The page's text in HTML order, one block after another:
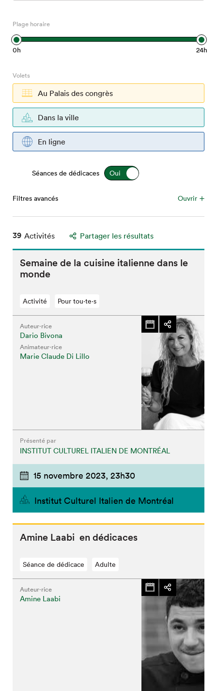
Espace médias
Plage horaire
0h 24h
Volets
Au Palais des congrès
Dans la ville
En ligne
Séances de dédicaces
Filtres avancés Ouvrir
39 Activités Partager les résultats
Semaine de la cuisine italienne dans le
monde
Activité Pour tou⋅te⋅s
Auteur·rice
Dario Bivona
Animateur⋅rice
Marie Claude Di Lillo
Présenté par
INSTITUT CULTUREL ITALIEN DE MONTRÉAL
15 novembre 2023, 23h30
Institut Culturel Italien de Montréal
Amine Laabi en dédicaces
Séance de dédicace Adulte
Auteur·rice
Amine Laabi